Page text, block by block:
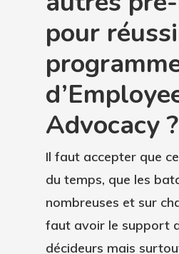
pour
Advocacy ?
Il faut accepter que
du temps, que les
nombreuses et sur
faut avoir le support
décideurs mais